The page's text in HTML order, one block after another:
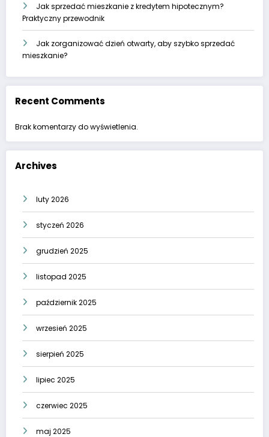
Jak sprzedać mieszkanie z kredytem hipotecznym?
Praktyczny przewodnik
Jak zorganizować dzień otwarty, aby szybko sprzedać
mieszkanie?
Recent Comments
Brak komentarzy do wyświetlenia.
Archives
luty 2026
styczeń 2026
grudzień 2025
listopad 2025
październik 2025
wrzesień 2025
sierpień 2025
lipiec 2025
czerwiec 2025
maj 2025